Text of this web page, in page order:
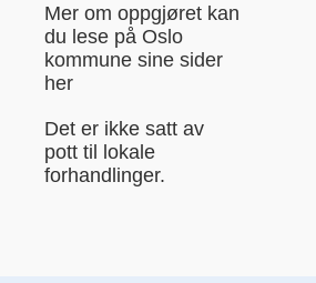
Mer om oppgjøret kan
du lese på Oslo
kommune sine sider
her
Det er ikke satt av
pott til lokale
forhandlinger.